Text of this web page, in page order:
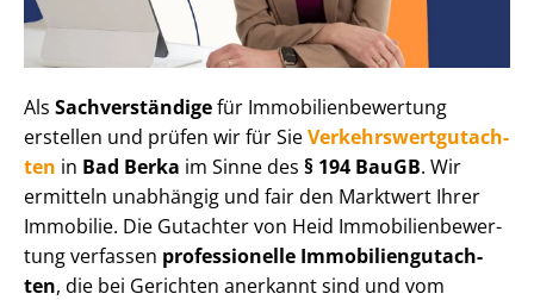
Als Sachverständigefür Im­mo­bi­li­en­be­wer­tung
erstellen und prüfen wir für SieVer­kehrs­wert­gut­ach­
ten in Bad Berka im Sinne des § 194 BauGB. Wir
ermitteln unabhängig und fair den Marktwert Ihrer
Immobilie. Die Gutachter von Heid Im­mo­bi­li­en­be­wer­
tung verfassen professionelle Im­mo­bi­li­en­gut­ach­
ten, die bei Gerichten anerkannt sind und vom